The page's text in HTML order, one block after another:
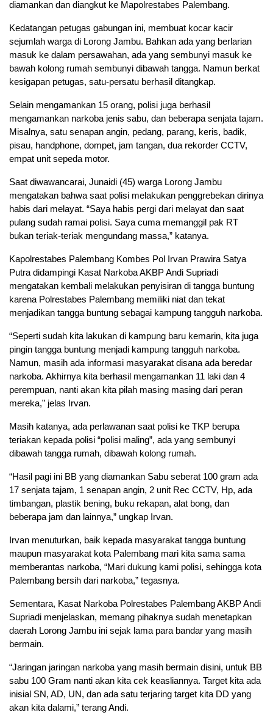
diamankan dan diangkut ke Mapolrestabes Palembang.
Kedatangan petugas gabungan ini, membuat kocar kacir
sejumlah warga di Lorong Jambu. Bahkan ada yang berlarian
masuk ke dalam persawahan, ada yang sembunyi masuk ke
bawah kolong rumah sembunyi dibawah tangga. Namun berkat
kesigapan petugas, satu-persatu berhasil ditangkap.
Selain mengamankan 15 orang, polisi juga berhasil
mengamankan narkoba jenis sabu, dan beberapa senjata tajam.
Misalnya, satu senapan angin, pedang, parang, keris, badik,
pisau, handphone, dompet, jam tangan, dua rekorder CCTV,
empat unit sepeda motor.
Saat diwawancarai, Junaidi (45) warga Lorong Jambu
mengatakan bahwa saat polisi melakukan penggrebekan dirinya
habis dari melayat. “Saya habis pergi dari melayat dan saat
pulang sudah ramai polisi. Saya cuma memanggil pak RT
bukan teriak-teriak mengundang massa,” katanya.
Kapolrestabes Palembang Kombes Pol Irvan Prawira Satya
Putra didampingi Kasat Narkoba AKBP Andi Supriadi
mengatakan kembali melakukan penyisiran di tangga buntung
karena Polrestabes Palembang memiliki niat dan tekat
menjadikan tangga buntung sebagai kampung tangguh narkoba.
“Seperti sudah kita lakukan di kampung baru kemarin, kita juga
pingin tangga buntung menjadi kampung tangguh narkoba.
Namun, masih ada informasi masyarakat disana ada beredar
narkoba. Akhirnya kita berhasil mengamankan 11 laki dan 4
perempuan, nanti akan kita pilah masing masing dari peran
mereka,” jelas Irvan.
Masih katanya, ada perlawanan saat polisi ke TKP berupa
teriakan kepada polisi “polisi maling”, ada yang sembunyi
dibawah tangga rumah, dibawah kolong rumah.
“Hasil pagi ini BB yang diamankan Sabu seberat 100 gram ada
17 senjata tajam, 1 senapan angin, 2 unit Rec CCTV, Hp, ada
timbangan, plastik bening, buku rekapan, alat bong, dan
beberapa jam dan lainnya,” ungkap Irvan.
Irvan menuturkan, baik kepada masyarakat tangga buntung
maupun masyarakat kota Palembang mari kita sama sama
memberantas narkoba, “Mari dukung kami polisi, sehingga kota
Palembang bersih dari narkoba,” tegasnya.
Sementara, Kasat Narkoba Polrestabes Palembang AKBP Andi
Supriadi menjelaskan, memang pihaknya sudah menetapkan
daerah Lorong Jambu ini sejak lama para bandar yang masih
bermain.
“Jaringan jaringan narkoba yang masih bermain disini, untuk BB
sabu 100 Gram nanti akan kita cek keasliannya. Target kita ada
inisial SN, AD, UN, dan ada satu terjaring target kita DD yang
akan kita dalami,” terang Andi.